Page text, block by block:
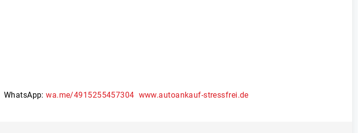
WhatsApp:wa.me/4915255457304 www.autoankauf-stressfrei.de